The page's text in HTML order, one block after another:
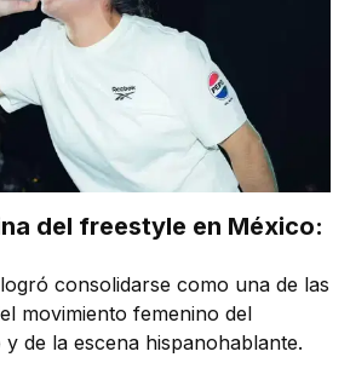
del freestyle en México:
consolidarse como una de las
movimiento femenino del
de la escena hispanohablante.